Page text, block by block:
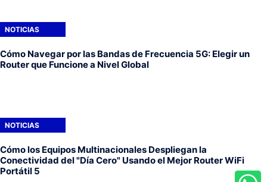
NOTICIAS
Cómo Navegar por las Bandas de Frecuencia 5G: Elegir un
Router que Funcione a Nivel Global
NOTICIAS
Cómo los Equipos Multinacionales Despliegan la
Conectividad del "Día Cero" Usando el Mejor Router WiFi
Portátil 5